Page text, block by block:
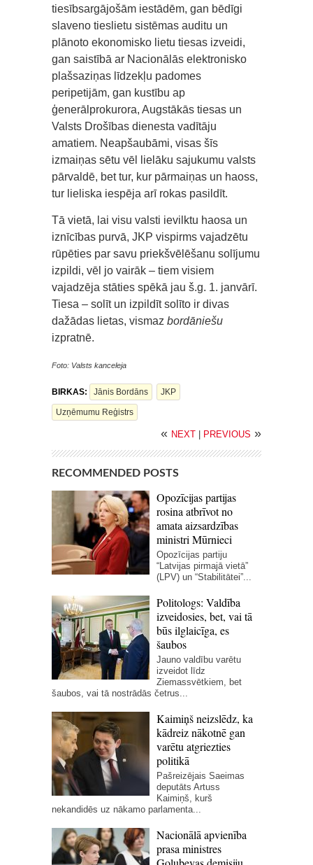
tiesībsargājošām iestādēm, gan bēdīgi
slaveno tieslietu sistēmas auditu un
plānoto ekonomisko lietu tiesas izveidi,
gan saistībā ar Nacionālās elektronisko
plašsaziņas līdzekļu padomes
peripetijām, gan kustību ap
ģenerālprokurora, Augstākās tiesas un
Valsts Drošības dienesta vadītāju
amatiem. Neapšaubāmi, visas šīs
izmaiņas sētu vēl lielāku sajukumu valsts
pārvaldē, bet tur, kur pārmaiņas un haoss,
tur lieliska iespēja arī rokas pasildīt.
Tā vietā, lai visu valsti ievilktu haosa un
iznīcības purvā, JKP vispirms vajadzētu
rūpēties par savu priekšvēlēšanu solījumu
izpildi, vēl jo vairāk – tiem visiem
vajadzēja stāties spēkā jau š.g. 1. janvārī.
Tiesa – solīt un izpildīt solīto ir divas
dažādas lietas, vismaz bordāniešu
izpratnē.
Foto: Valsts kanceleja
BIRKAS: Jānis Bordāns JKP
Uzņēmumu Reģistrs
« NEXT PREVIOUS »
RECOMMENDED POSTS
Opozīcijas partijas
rosina atbrīvot no
amata aizsardzības
ministri Mūrnieci
Opozīcijas partiju
“Latvijas pirmajā vietā”
(LPV) un “Stabilitātei”...
Politologs: Valdība
izveidosies, bet, vai tā
būs ilglaicīga, es
šaubos
Jauno valdību varētu
izveidot līdz
Ziemassvētkiem, bet
šaubos, vai tā nostrādās četrus...
Kaimiņš neizslēdz, ka
kādreiz nākotnē gan
varētu atgriezties
politikā
Pašreizējais Saeimas
deputāts Artuss
Kaimiņš, kurš
nekandidēs uz nākamo parlamenta...
Nacionālā apvienība
prasa ministres